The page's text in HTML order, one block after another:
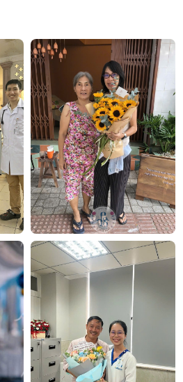
Tết “Thịnh sự” tại
đãi độc quyền!
hoa chúc mừng khai trương